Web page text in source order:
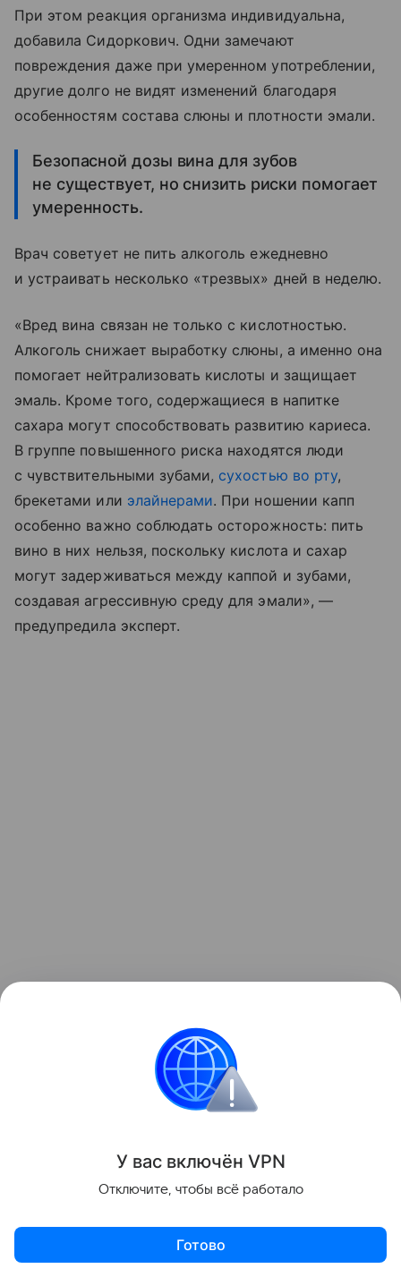
При этом реакция организма индивидуальна,
добавила Сидоркович. Одни замечают
повреждения даже при умеренном употреблении,
другие долго не видят изменений благодаря
особенностям состава слюны и плотности эмали.
Безопасной дозы вина для зубов
не существует, но снизить риски помогает
умеренность.
Врач советует не пить алкоголь ежедневно
и устраивать несколько «трезвых» дней в неделю.
«Вред вина связан не только с кислотностью.
Алкоголь снижает выработку слюны, а именно она
помогает нейтрализовать кислоты и защищает
эмаль. Кроме того, содержащиеся в напитке
сахара могут способствовать развитию кариеса.
В группе повышенного риска находятся люди
с чувствительными зубами, сухостью во рту,
брекетами или элайнерами. При ношении капп
особенно важно соблюдать осторожность: пить
вино в них нельзя, поскольку кислота и сахар
могут задерживаться между каппой и зубами,
создавая агрессивную среду для эмали», —
предупредила эксперт.
за щетку. В первые 30−40 минут эмаль
размягчается, и механическая чистка только
усугубит повреждение.
вариант — пожевать жвачку без сахара,
в идеале с ксилитом, чтобы
Важен и выбор закуски. Кислые фрукты, цитрусы,
У вас включён VPN
Отключите, чтобы всё работало
Готово